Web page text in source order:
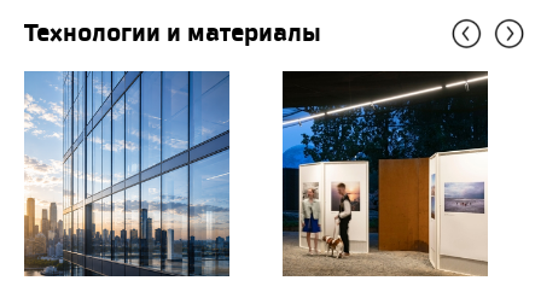
Технологии и материалы